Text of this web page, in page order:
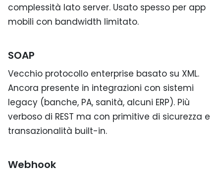
complessità lato server. Usato spesso per app
mobili con bandwidth limitato.
SOAP
Vecchio protocollo enterprise basato su XML.
Ancora presente in integrazioni con sistemi
legacy (banche, PA, sanità, alcuni ERP). Più
verboso di REST ma con primitive di sicurezza e
transazionalità built-in.
Webhook